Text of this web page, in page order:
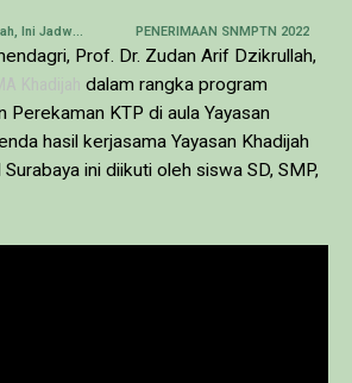
USP – BKS SMA Khadijah, Ini Jadwalnya! PENERIMAAN SNMPTN 2022
Prof. Dr. Zudan Arif Dzikrullah,
Khadijah dalam rangka program
Perekaman KTP di aula Yayasan
hasil kerjasama Yayasan Khadijah
ini diikuti oleh siswa SD, SMP,